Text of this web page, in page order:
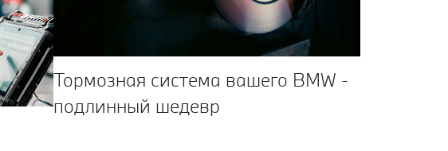
Тормозная система вашего BMW -
подлинный шедевр